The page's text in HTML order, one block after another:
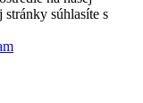
súhlasíte s